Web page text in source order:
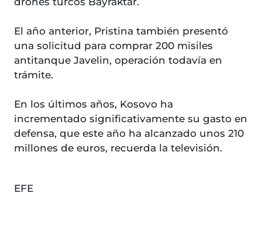
El año anterior, Pristina también presentó
una solicitud para comprar 200 misiles
antitanque Javelin, operación todavía en
trámite.
En los últimos años, Kosovo ha
incrementado significativamente su gasto en
defensa, que este año ha alcanzado unos 210
millones de euros, recuerda la televisión.
EFE